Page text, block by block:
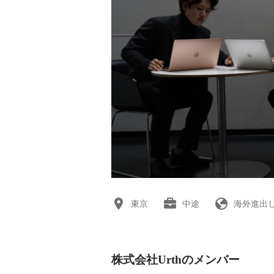
東京 中途 海外進出
株式会社Urthのメンバー